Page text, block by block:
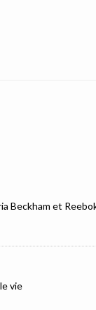
Beckham et
vie